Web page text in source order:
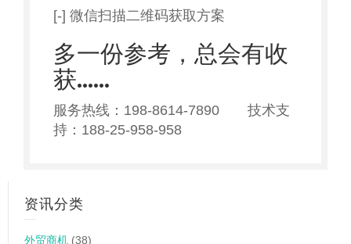
[-] 微信扫描二维码获取方案
多一份参考，总会有收
获……
服务热线：198-8614-7890 技术支
持：188-25-958-958
资讯分类
外贸商机 (38)